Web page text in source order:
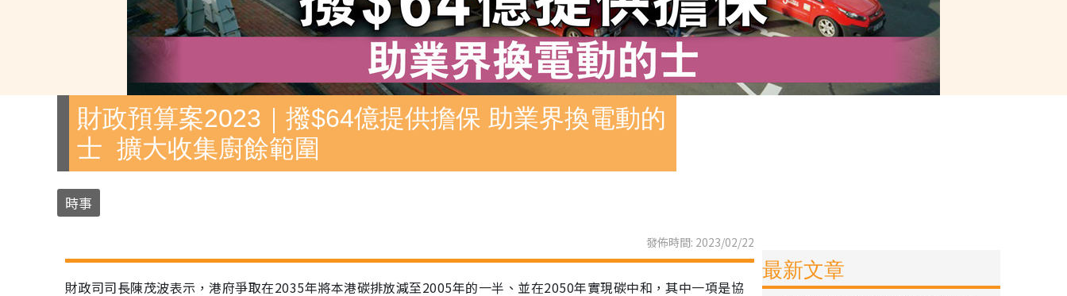
財政預算案2023｜撥$64億提供擔保 助業界換電動的
士 擴大收集廚餘範圍
時事
發佈時間: 2023/02/22
財政司司長陳茂波表示，港府爭取在2035年將本港碳排放減至2005年的一半、並在2050年實現碳中和，其中一項是協
最新文章